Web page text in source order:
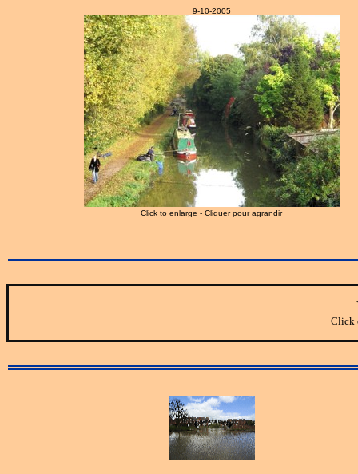
9-10-2005
Click to enlarge - Cliquer pour agrandir
Click